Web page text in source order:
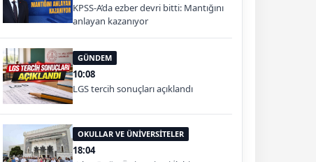
KPSS-A’da ezber devri bitti: Mantığını
anlayan kazanıyor
GÜNDEM
10:08
LGS tercih sonuçları açıklandı
OKULLAR VE ÜNİVERSİTELER
18:04